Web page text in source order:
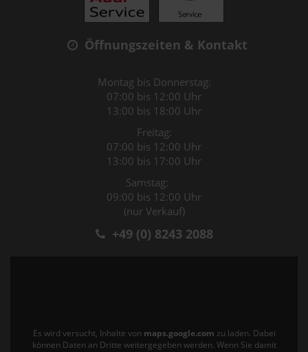
Öffnungszeiten & Kontakt
Montag bis Donnerstag:
07:00 bis 12:00 Uhr
13:00 bis 18:00 Uhr
Freitag:
07:00 bis 12:00 Uhr
13:00 bis 17:00 Uhr
Samstag:
09:00 bis 12:00 Uhr
(nur Verkauf)
+49 (0) 8243 2088
Es wird versucht, Inhalte von maps.google.com zu laden. Dabei
können Daten an Dritte weitergegeben werden. Wenn Sie damit